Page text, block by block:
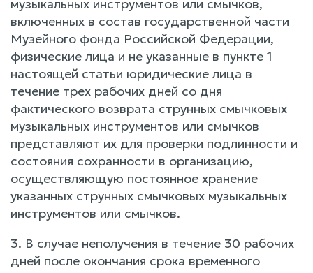
музыкальных инструментов или смычков,
включенных в состав государственной части
Музейного фонда Российской Федерации,
физические лица и не указанные в пункте 1
настоящей статьи юридические лица в
течение трех рабочих дней со дня
фактического возврата струнных смычковых
музыкальных инструментов или смычков
представляют их для проверки подлинности и
состояния сохранности в организацию,
осуществляющую постоянное хранение
указанных струнных смычковых музыкальных
инструментов или смычков.
3. В случае неполучения в течение 30 рабочих
дней после окончания срока временного